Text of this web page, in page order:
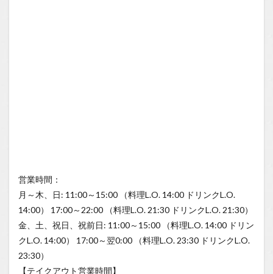
営業時間：
月～木、日: 11:00～15:00 （料理L.O. 14:00 ドリンクL.O.
14:00） 17:00～22:00 （料理L.O. 21:30 ドリンクL.O. 21:30）
金、土、祝日、祝前日: 11:00～15:00 （料理L.O. 14:00 ドリン
クL.O. 14:00） 17:00～翌0:00 （料理L.O. 23:30 ドリンクL.O.
23:30）
【テイクアウト営業時間】